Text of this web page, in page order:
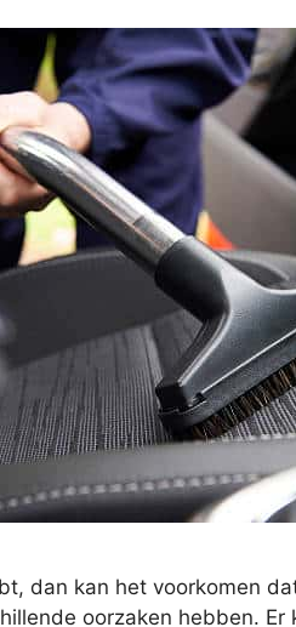
dan kan het voorkomen
oorzaken hebben.